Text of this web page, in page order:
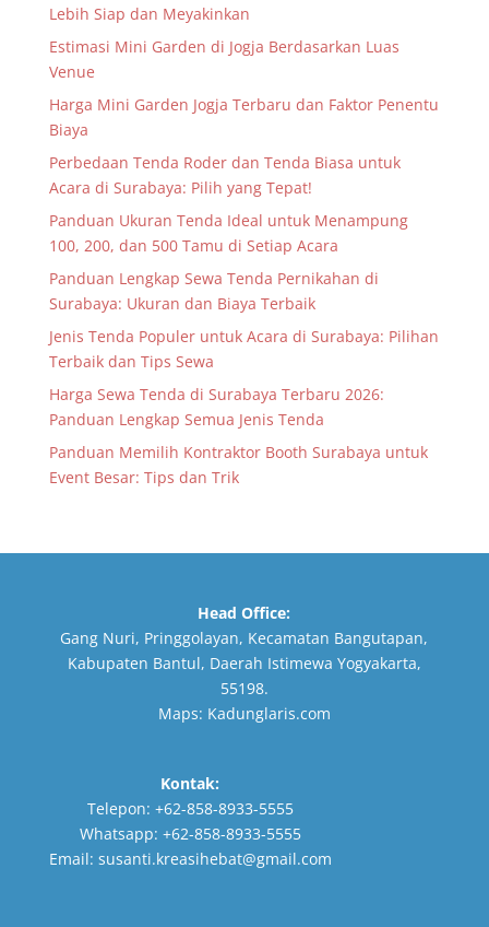
Lebih Siap dan Meyakinkan
Estimasi Mini Garden di Jogja Berdasarkan Luas
Venue
Harga Mini Garden Jogja Terbaru dan Faktor Penentu
Biaya
Perbedaan Tenda Roder dan Tenda Biasa untuk
Acara di Surabaya: Pilih yang Tepat!
Panduan Ukuran Tenda Ideal untuk Menampung
100, 200, dan 500 Tamu di Setiap Acara
Panduan Lengkap Sewa Tenda Pernikahan di
Surabaya: Ukuran dan Biaya Terbaik
Jenis Tenda Populer untuk Acara di Surabaya: Pilihan
Terbaik dan Tips Sewa
Harga Sewa Tenda di Surabaya Terbaru 2026:
Panduan Lengkap Semua Jenis Tenda
Panduan Memilih Kontraktor Booth Surabaya untuk
Event Besar: Tips dan Trik
Head Office:
Gang Nuri, Pringgolayan, Kecamatan Bangutapan,
Kabupaten Bantul, Daerah Istimewa Yogyakarta,
55198.
Maps: Kadunglaris.com
Kontak:
Telepon: +62-858-8933-5555
Whatsapp: +62-858-8933-5555
Email: susanti.kreasihebat@gmail.com